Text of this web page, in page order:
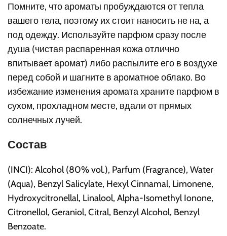
Помните, что ароматы пробуждаются от тепла
вашего тела, поэтому их стоит наносить не на, а
под одежду. Используйте парфюм сразу после
душа (чистая распаренная кожа отлично
впитывает аромат) либо распылите его в воздухе
перед собой и шагните в ароматное облако. Во
избежание изменения аромата храните парфюм в
сухом, прохладном месте, вдали от прямых
солнечных лучей.
Состав
(INCI): Alcohol (80% vol.), Parfum (Fragrance), Water
(Aqua), Benzyl Salicylate, Hexyl Cinnamal, Limonene,
Hydroxycitronellal, Linalool, Alpha-Isomethyl Ionone,
Citronellol, Geraniol, Citral, Benzyl Alcohol, Benzyl
Benzoate.